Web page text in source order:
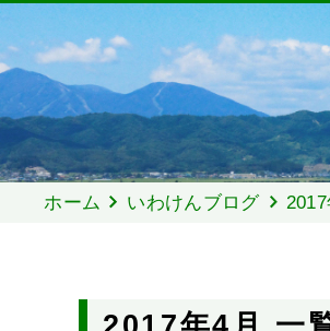
ホーム いわけんブログ 2017